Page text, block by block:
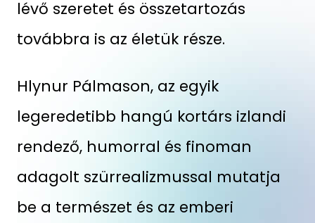
lévő szeretet és összetartozás
továbbra is az életük része.
Hlynur Pálmason, az egyik
legeredetibb hangú kortárs izlandi
rendező, humorral és finoman
adagolt szürrealizmussal mutatja
be a természet és az emberi